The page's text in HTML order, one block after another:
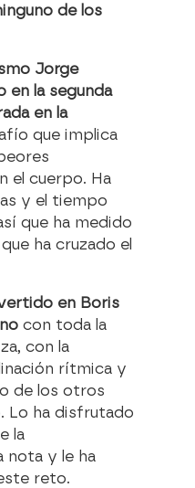
de los
Jorge
en la segunda
en la
que implica
el cuerpo. Ha
y el tiempo
que ha medido
ha cruzado el
en Boris
con toda la
con la
rítmica y
de los otros
Lo ha disfrutado
la
nota y le ha
reto.